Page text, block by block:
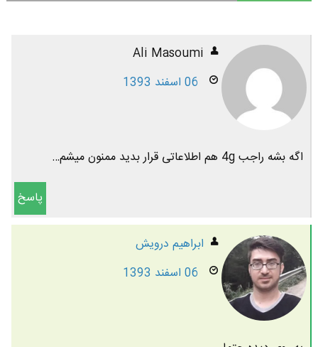
Ali Masoumi
06 اسفند 1393
اگه بشه راجب 4g هم اطلاعاتی قرار بدید ممنون میشم…
پاسخ
ابراهیم درویش
06 اسفند 1393